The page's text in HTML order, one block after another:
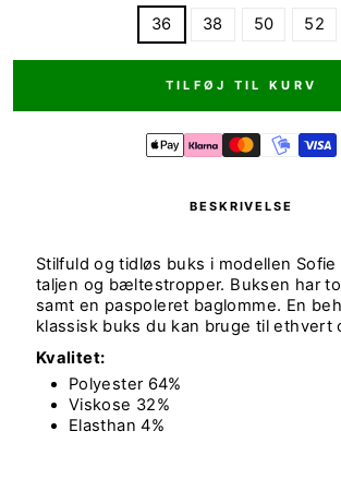
36 38 50 52
TILFØJ TIL KURV
BESKRIVELSE
Stilfuld og tidløs buks i modellen
taljen og bæltestropper. Buksen har
samt en paspoleret baglomme. En
klassisk buks du kan bruge til ethvert
Kvalitet:
Polyester 64%
Viskose 32%
Elasthan 4%